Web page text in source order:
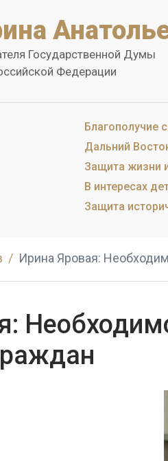
Государственной Думы
Федерации
Благополучие
Дальний
Защита жизни
В интересах
Защита
Ирина Яровая: